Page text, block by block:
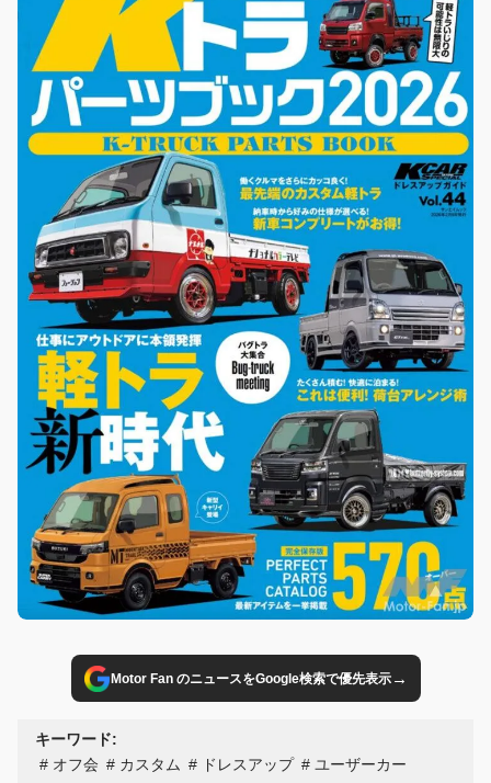
Motor Fan のニュースをGoogle検索で優先表示→
キーワード:
オフ会
カスタム ドレスアップ
ユーザーカー